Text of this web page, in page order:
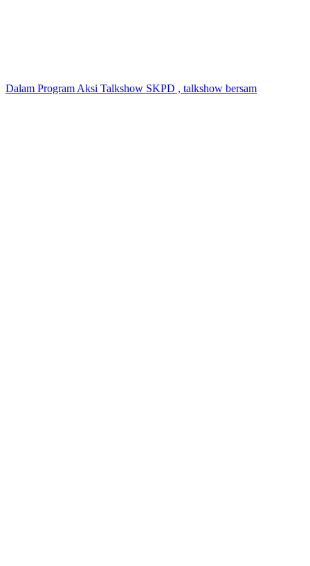
Dalam Program Aksi Talkshow SKPD , talkshow bersam